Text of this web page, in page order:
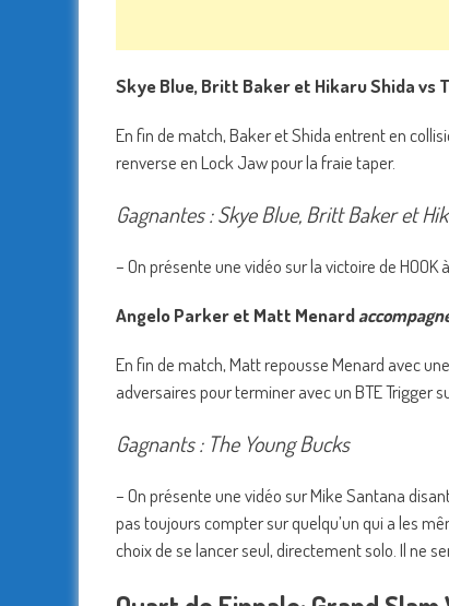
Skye Blue, Britt Baker et Hikaru Shida vs
En fin de match, Baker et Shida entrent en
renverse en Lock Jaw pour la fraie taper.
Gagnantes : Skye Blue, Britt Baker et
– On présente une vidéo sur la victoire de HOOK
Angelo Parker et Matt Menard
En fin de match, Matt repousse Menard avec
adversaires pour terminer avec un BTE Trigger
Gagnants : The Young Bucks
– On présente une vidéo sur Mike Santana
pas toujours compter sur quelqu’un qui a les
choix de se lancer seul, directement solo. Il ne